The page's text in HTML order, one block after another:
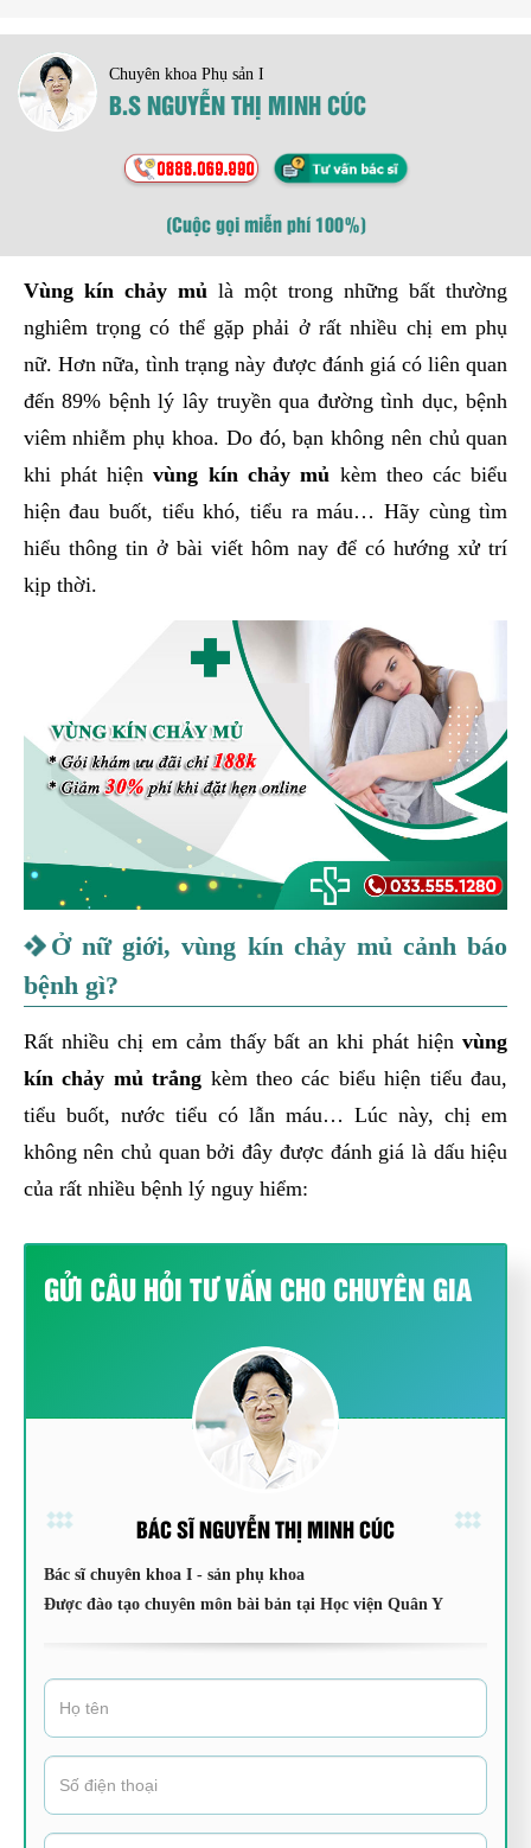
Chuyên khoa Phụ sản I
B.S NGUYỄN THỊ MINH CÚC
(Cuộc gọi miễn phí 100%)
Vùng kín chảy mủlà một trong những bất thường
nghiêm trọng có thể gặp phải ở rất nhiều chị em phụ
nữ. Hơn nữa, tình trạng này được đánh giá có liên quan
đến 89% bệnh lý lây truyền qua đường tình dục, bệnh
viêm nhiễm phụ khoa. Do đó, bạn không nên chủ quan
khi phát hiệnvùng kín chảy mủ kèm theo các biểu
hiện đau buốt, tiểu khó, tiểu ra máu… Hãy cùng tìm
hiểu thông tin ở bài viết hôm nay để có hướng xử trí
kịp thời.
Ở nữ giới, vùng kín chảy mủ cảnh báo
bệnh gì?
Rất nhiều chị em cảm thấy bất an khi phát hiệnvùng
kín chảy mủ trắng kèm theo các biểu hiện tiểu đau,
tiểu buốt, nước tiểu có lẫn máu… Lúc này, chị em
không nên chủ quan bởi đây được đánh giá là dấu hiệu
của rất nhiều bệnh lý nguy hiểm:
GỬI CÂU HỎI TƯ VẤN CHO CHUYÊN GIA
BÁC SĨ NGUYỄN THỊ MINH CÚC
Bác sĩ chuyên khoa I - sản phụ khoa
Được đào tạo chuyên môn bài bản tại Học viện Quân Y